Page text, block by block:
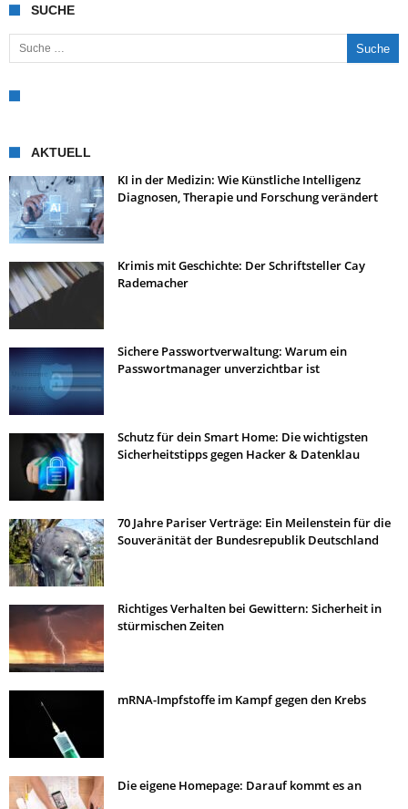
SUCHE
Suche nach:
AKTUELL
KI in der Medizin: Wie Künstliche Intelligenz
Diagnosen, Therapie und Forschung verändert
Krimis mit Geschichte: Der Schriftsteller Cay
Rademacher
Sichere Passwortverwaltung: Warum ein
Passwortmanager unverzichtbar ist
Schutz für dein Smart Home: Die wichtigsten
Sicherheitstipps gegen Hacker & Datenklau
70 Jahre Pariser Verträge: Ein Meilenstein für die
Souveränität der Bundesrepublik Deutschland
Richtiges Verhalten bei Gewittern: Sicherheit in
stürmischen Zeiten
mRNA-Impfstoffe im Kampf gegen den Krebs
Die eigene Homepage: Darauf kommt es an